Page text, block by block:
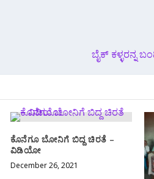
ಬೈಕ್ ಕಳ್ಳರನ್ನ
ಕೊನೆಗೂ ಬೋನಿಗೆ ಬಿದ್ದ ಚಿರತೆ –
ವಿಡಿಯೋ
December 26, 2021